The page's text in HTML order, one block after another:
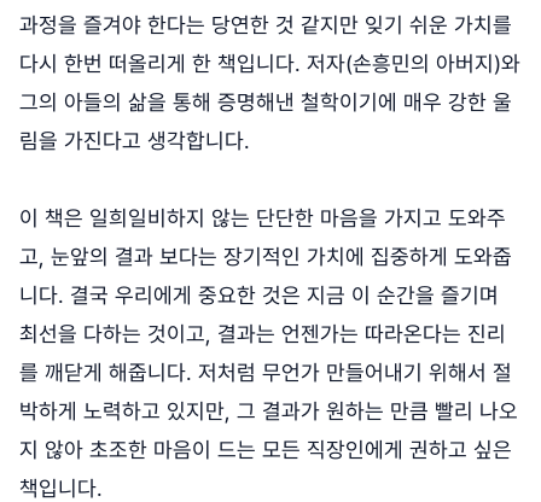
과정을 즐겨야 한다는 당연한 것 같지만 잊기 쉬운 가치를
다시 한번 떠올리게 한 책입니다. 저자(손흥민의 아버지)와
그의 아들의 삶을 통해 증명해낸 철학이기에 매우 강한 울
림을 가진다고 생각합니다.
이 책은 일희일비하지 않는 단단한 마음을 가지고 도와주
고, 눈앞의 결과 보다는 장기적인 가치에 집중하게 도와줍
니다. 결국 우리에게 중요한 것은 지금 이 순간을 즐기며
최선을 다하는 것이고, 결과는 언젠가는 따라온다는 진리
를 깨닫게 해줍니다. 저처럼 무언가 만들어내기 위해서 절
박하게 노력하고 있지만, 그 결과가 원하는 만큼 빨리 나오
지 않아 초조한 마음이 드는 모든 직장인에게 권하고 싶은
책입니다.